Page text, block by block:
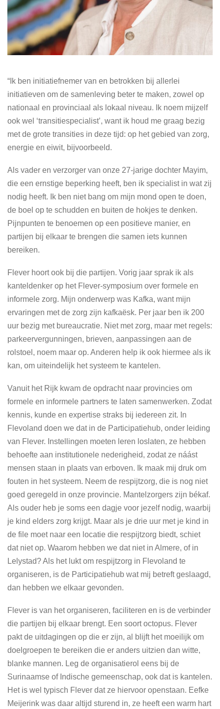
“Ik ben initiatiefnemer van en betrokken bij allerlei
initiatieven om de samenleving beter te maken, zowel op
nationaal en provinciaal als lokaal niveau. Ik noem mijzelf
ook wel ‘transitiespecialist’, want ik houd me graag bezig
met de grote transities in deze tijd: op het gebied van zorg,
energie en eiwit, bijvoorbeeld.
Als vader en verzorger van onze 27-jarige dochter Mayim,
die een ernstige beperking heeft, ben ik specialist in wat zij
nodig heeft. Ik ben niet bang om mijn mond open te doen,
de boel op te schudden en buiten de hokjes te denken.
Pijnpunten te benoemen op een positieve manier, en
partijen bij elkaar te brengen die samen iets kunnen
bereiken.
Flever hoort ook bij die partijen. Vorig jaar sprak ik als
kanteldenker op het Flever-symposium over formele en
informele zorg. Mijn onderwerp was Kafka, want mijn
ervaringen met de zorg zijn kafkaësk. Per jaar ben ik 200
uur bezig met bureaucratie. Niet met zorg, maar met regels:
parkeervergunningen, brieven, aanpassingen aan de
rolstoel, noem maar op. Anderen help ik ook hiermee als ik
kan, om uiteindelijk het systeem te kantelen.
Vanuit het Rijk kwam de opdracht naar provincies om
formele en informele partners te laten samenwerken. Zodat
kennis, kunde en expertise straks bij iedereen zit. In
Flevoland doen we dat in de Participatiehub, onder leiding
van Flever. Instellingen moeten leren loslaten, ze hebben
behoefte aan institutionele nederigheid, zodat ze náást
mensen staan in plaats van erboven. Ik maak mij druk om
fouten in het systeem. Neem de respijtzorg, die is nog niet
goed geregeld in onze provincie. Mantelzorgers zijn békaf.
Als ouder heb je soms een dagje voor jezelf nodig, waarbij
je kind elders zorg krijgt. Maar als je drie uur met je kind in
de file moet naar een locatie die respijtzorg biedt, schiet
dat niet op. Waarom hebben we dat niet in Almere, of in
Lelystad? Als het lukt om respijtzorg in Flevoland te
organiseren, is de Participatiehub wat mij betreft geslaagd,
dan hebben we elkaar gevonden.
Flever is van het organiseren, faciliteren en is de verbinder
die partijen bij elkaar brengt. Een soort octopus. Flever
pakt de uitdagingen op die er zijn, al blijft het moeilijk om
doelgroepen te bereiken die er anders uitzien dan witte,
blanke mannen. Leg de organisatierol eens bij de
Surinaamse of Indische gemeenschap, ook dat is kantelen.
Het is wel typisch Flever dat ze hiervoor openstaan. Eefke
Meijerink was daar altijd sturend in, ze heeft een warm hart